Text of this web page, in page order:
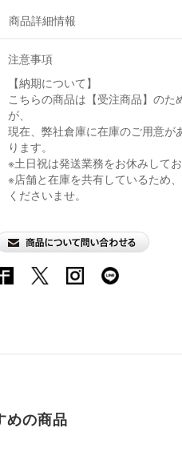
商品詳細情報
注意事項
【納期について】
こちらの商品は【受注商品】の
が、
現在、弊社倉庫に在庫のご用意が
ります。
※土日祝は発送業務をお休みしてお
※店舗と在庫を共有しているため
くださいませ。
めの商品